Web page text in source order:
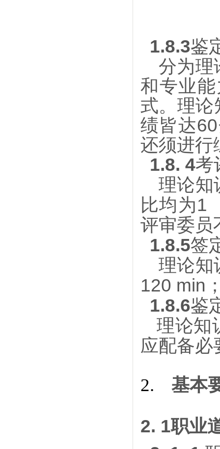
1.8.3鉴
分为理
和专业
式。理论
绩皆达
还须进行
1.8. 4考
理论知
比均为1
评审委员
1.8.5签
理论知
120 min
1.8.6鉴
理论知
应配备必
2.
基本
2. 1职业